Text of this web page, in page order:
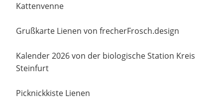
Kattenvenne
Grußkarte Lienen von frecherFrosch.design
Kalender 2026 von der biologische Station Kreis
Steinfurt
Picknickkiste Lienen